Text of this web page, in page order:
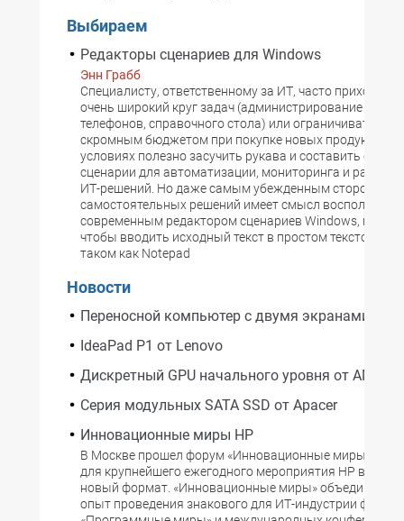
Выбираем
Редакторы сценариев для Windows
Энн Грабб
Специалисту, ответственному за ИТ, часто
очень широкий круг задач (администрирование
телефонов, справочного стола) или ограничиваться
скромным бюджетом при покупке новых продуктов. В
условиях полезно засучить рукава и составить
сценарии для автоматизации, мониторинга и
ИТ-решений. Но даже самым убежденным
самостоятельных решений имеет смысл
современным редактором сценариев Windows,
чтобы вводить исходный текст в простом текстовом
таком как Notepad
Новости
Переносной компьютер с двумя экранами
IdeaPad P1 от Lenovo
Дискретный GPU начального уровня от AMD
Серия модульных SATA SSD от Apacer
Инновационные миры HP
В Москве прошел форум «Инновационные миры HP». В
для крупнейшего ежегодного мероприятия HP в
новый формат. «Инновационные миры» объединили
опыт проведения знакового для ИТ-индустрии